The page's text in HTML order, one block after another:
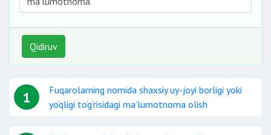
Qidiruv
1
Fuqarolarning nomida shaxsiy uy-joyi borligi yoki
yo‘qligi to‘g‘risidagi ma’lumotnoma olish